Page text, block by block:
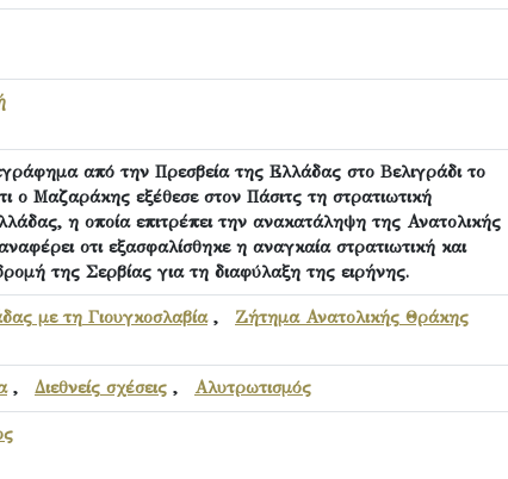
από την Πρεσβεία της Ελλάδας στο Βελιγράδι το
ο Μαζαράκης εξέθεσε στον Πάσιτς τη στρατιωτική
η οποία επιτρέπει την ανακατάληψη της Ανατολικής
οτι εξασφαλίσθηκε η αναγκαία στρατιωτική και
της Σερβίας για τη διαφύλαξη της ειρήνης.
με τη Γιουγκοσλαβία, Ζήτημα Ανατολικής Θράκης
, Διεθνείς σχέσεις , Αλυτρωτισμός